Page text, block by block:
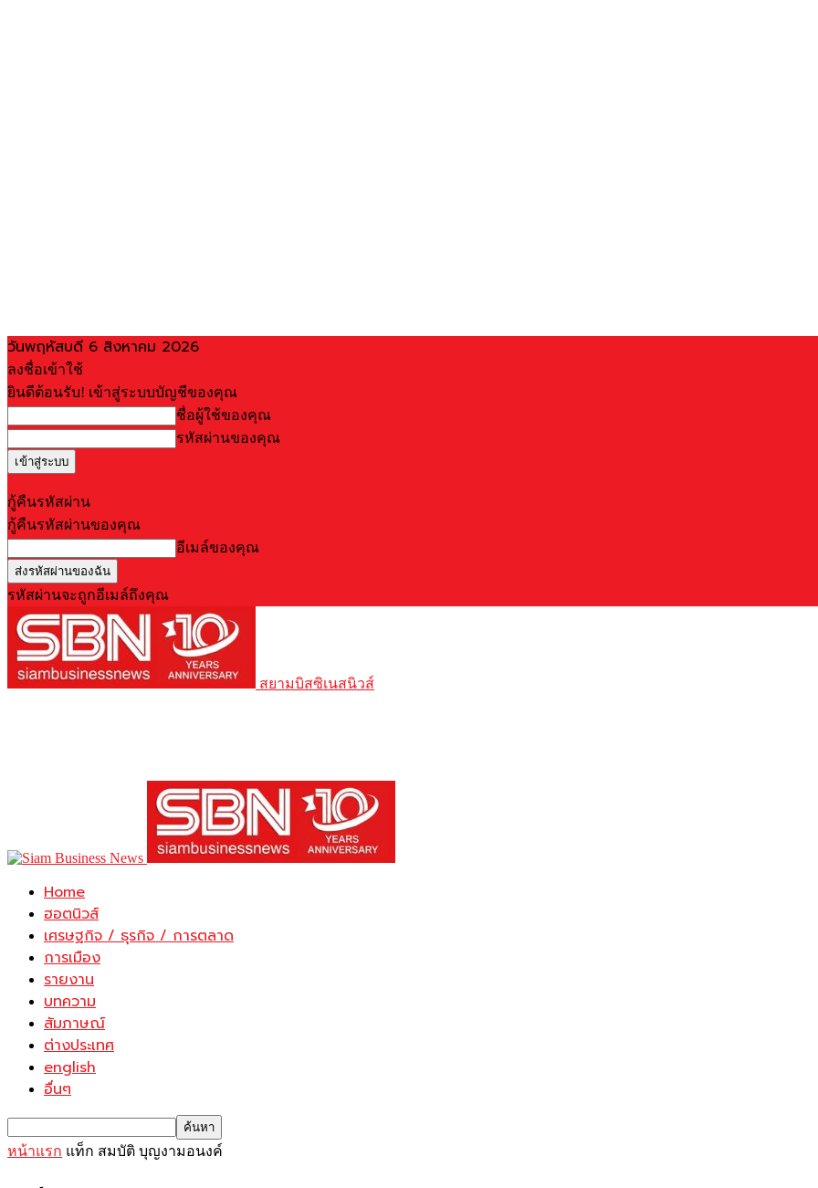
วันพฤหัสบดี 6 สิงหาคม 2026
ลงชื่อเข้าใช้
ยินดีต้อนรับ! เข้าสู่ระบบบัญชีของคุณ
ชื่อผู้ใช้ของคุณ
รหัสผ่านของคุณ
กู้คืนรหัสผ่าน
กู้คืนรหัสผ่านของคุณ
อีเมล์ของคุณ
รหัสผ่านจะถูกอีเมล์ถึงคุณ
สยามบิสซิเนสนิวส์
Home
ฮอตนิวส์
เศรษฐกิจ / ธุรกิจ / การตลาด
การเมือง
รายงาน
บทความ
สัมภาษณ์
ต่างประเทศ
english
อื่นๆ
หน้าแรก แท็ก สมบัติ บุญงามอนงค์